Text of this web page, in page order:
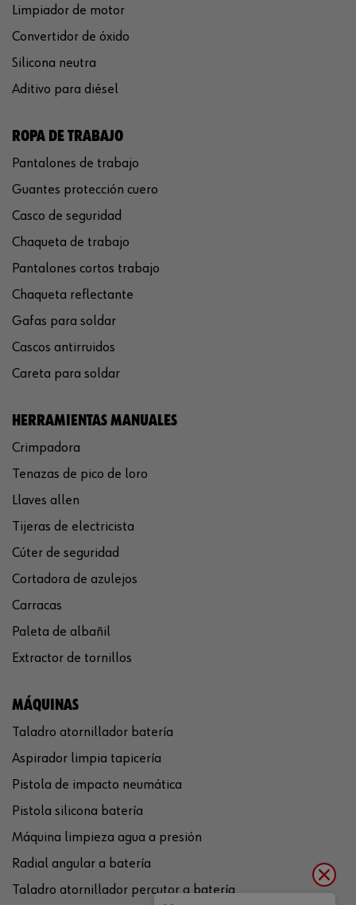
Limpiador de motor
Convertidor de óxido
Silicona neutra
Aditivo para diésel
ROPA DE TRABAJO
Pantalones de trabajo
Guantes protección cuero
Casco de seguridad
Chaqueta de trabajo
Pantalones cortos trabajo
Chaqueta reflectante
Gafas para soldar
Cascos antirruidos
Careta para soldar
HERRAMIENTAS MANUALES
Crimpadora
Tenazas de pico de loro
Llaves allen
Tijeras de electricista
Cúter de seguridad
Cortadora de azulejos
Carracas
Paleta de albañil
Extractor de tornillos
MÁQUINAS
Taladro atornillador batería
Aspirador limpia tapicería
Pistola de impacto neumática
Pistola silicona batería
Máquina limpieza agua a presión
Radial angular a batería
Taladro atornillador percutor a batería